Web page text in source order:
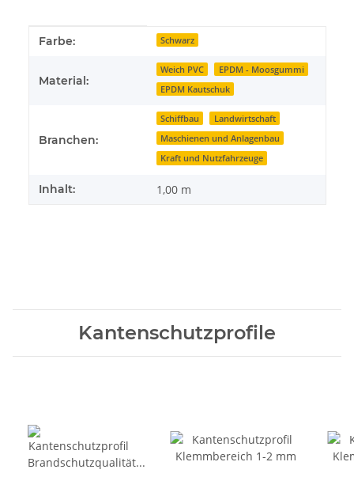
Produkteigenschaft
Wert
Farbe: Schwarz
Material:
Weich PVC
EPDM - Moosgummi
EPDM Kautschuk
Branchen:
Schiffbau
Landwirtschaft
Maschienen und Anlagenbau
Kraft und Nutzfahrzeuge
Inhalt: 1,00 m
Kantenschutzprofile